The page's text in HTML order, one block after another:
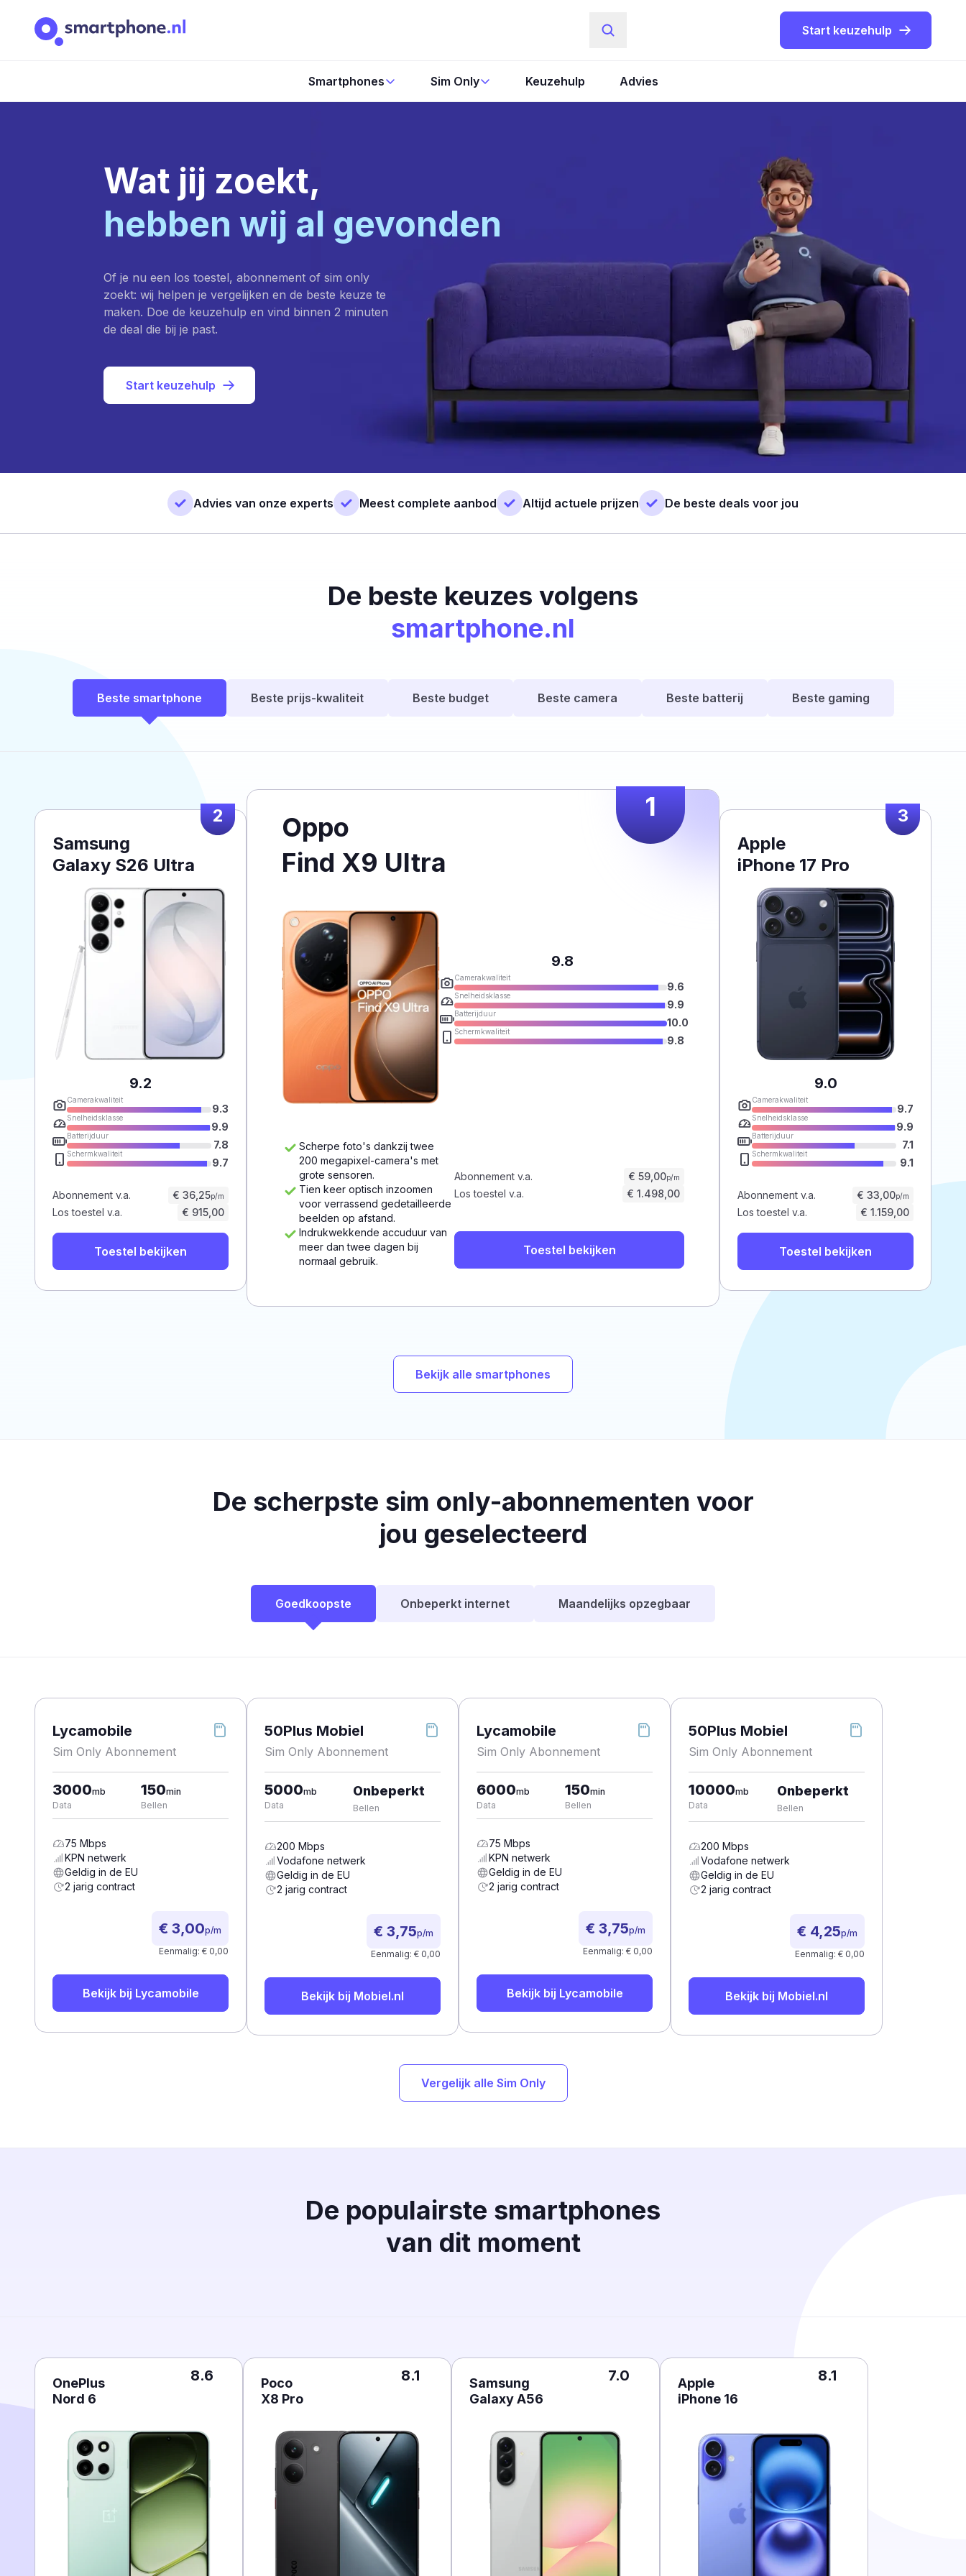
Start keuzehulp
Smartphones Sim Only Keuzehulp Advies
Wat jij zoekt,
hebben wij al gevonden
Of je nu een los toestel, abonnement of sim only
zoekt: wij helpen je vergelijken en de beste keuze te
maken. Doe de keuzehulp en vind binnen 2 minuten
de deal die bij je past.
Start keuzehulp
Advies van onze experts Meest complete aanbod Altijd actuele prijzen De beste deals voor jou
De beste keuzes volgens
smartphone.nl
Beste smartphone Beste prijs-kwaliteit Beste budget Beste camera Beste batterij Beste gaming
1
Oppo
Find X9 Ultra
9.8
Camerakwaliteit
9.6
Snelheidsklasse
9.9
Batterijduur
10.0
Schermkwaliteit
9.8
Scherpe foto's dankzij twee
200 megapixel-camera's met
grote sensoren.
Tien keer optisch inzoomen
voor verrassend gedetailleerde
beelden op afstand.
Indrukwekkende accuduur van
meer dan twee dagen bij
normaal gebruik.
Abonnement v.a. € 59,00p/m
Los toestel v.a. € 1.498,00
Toestel bekijken
2
Samsung
Galaxy S26 Ultra
9.2
Camerakwaliteit
9.3
Snelheidsklasse
9.9
Batterijduur
7.8
Schermkwaliteit
9.7
Abonnement v.a. € 36,25p/m
Los toestel v.a. € 915,00
Toestel bekijken
3
Apple
iPhone 17 Pro
9.0
Camerakwaliteit
9.7
Snelheidsklasse
9.9
Batterijduur
7.1
Schermkwaliteit
9.1
Abonnement v.a. € 33,00p/m
Los toestel v.a. € 1.159,00
Toestel bekijken
Bekijk alle smartphones
De scherpste sim only-abonnementen voor
jou geselecteerd
Goedkoopste Onbeperkt internet Maandelijks opzegbaar
Lycamobile
Sim Only Abonnement
3000mb
Data
150min
Bellen
75 Mbps
KPN netwerk
Geldig in de EU
2 jarig contract
€ 3,00p/m
Eenmalig: € 0,00
Bekijk bij Lycamobile
50Plus Mobiel
Sim Only Abonnement
5000mb
Data
Onbeperkt
Bellen
200 Mbps
Vodafone netwerk
Geldig in de EU
2 jarig contract
€ 3,75p/m
Eenmalig: € 0,00
Bekijk bij Mobiel.nl
Lycamobile
Sim Only Abonnement
6000mb
Data
150min
Bellen
75 Mbps
KPN netwerk
Geldig in de EU
2 jarig contract
€ 3,75p/m
Eenmalig: € 0,00
Bekijk bij Lycamobile
50Plus Mobiel
Sim Only Abonnement
10000mb
Data
Onbeperkt
Bellen
200 Mbps
Vodafone netwerk
Geldig in de EU
2 jarig contract
€ 4,25p/m
Eenmalig: € 0,00
Bekijk bij Mobiel.nl
Vergelijk alle Sim Only
De populairste smartphones
van dit moment
OnePlus
Nord 6
8.6
Poco
X8 Pro
8.1
Samsung
Galaxy A56
7.0
Apple
iPhone 16
8.1